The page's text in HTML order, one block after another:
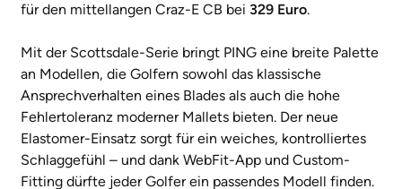
für den mittellangen Craz-E CB bei 329 Euro.
Mit der Scottsdale-Serie bringt PING eine breite Palette
an Modellen, die Golfern sowohl das klassische
Ansprechverhalten eines Blades als auch die hohe
Fehlertoleranz moderner Mallets bieten. Der neue
Elastomer-Einsatz sorgt für ein weiches, kontrolliertes
Schlaggefühl – und dank WebFit-App und Custom-
Fitting dürfte jeder Golfer ein passendes Modell finden.